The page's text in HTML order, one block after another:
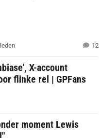
12
X-account
flinke rel | GPFans
moment Lewis